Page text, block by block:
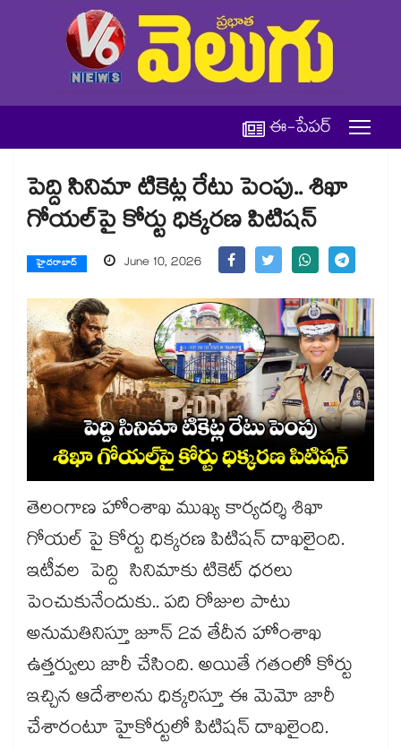
ఈ-పేపర్
పెద్ది సినిమా టికెట్ల రేటు పెంపు.. శిఖా
గోయల్‌పై కోర్టు ధిక్కరణ పిటిషన్
హైదరాబాద్ June 10, 2026
తెలంగాణ హోంశాఖ ముఖ్య కార్యదర్శి శిఖా
గోయల్‌ పై కోర్టు ధిక్కరణ పిటిషన్‌ దాఖలైంది.
ఇటీవల పెద్ది సినిమాకు టికెట్‌ ధరలు
పెంచుకునేందుకు.. పది రోజుల పాటు
అనుమతినిస్తూ జూన్ 2వ తేదీన హోంశాఖ
ఉత్తర్వులు జారీ చేసింది. అయితే గతంలో కోర్టు
ఇచ్చిన ఆదేశాలను ధిక్కరిస్తూ ఈ మెమో జారీ
చేశారంటూ హైకోర్టులో పిటిషన్ దాఖలైంది.